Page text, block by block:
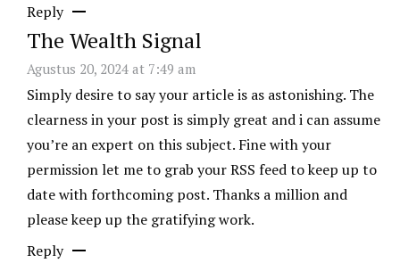
Reply
The Wealth Signal
Agustus 20, 2024 at 7:49 am
Simply desire to say your article is as astonishing. The
clearness in your post is simply great and i can assume
you’re an expert on this subject. Fine with your
permission let me to grab your RSS feed to keep up to
date with forthcoming post. Thanks a million and
please keep up the gratifying work.
Reply